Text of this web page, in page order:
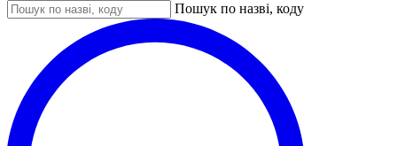
Пошук по назві, коду